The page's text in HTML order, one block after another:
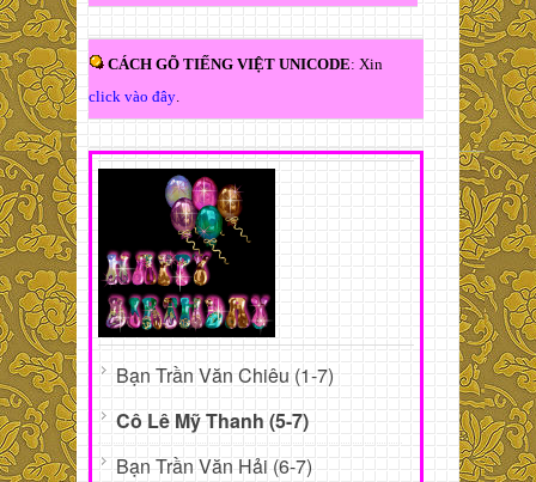
CÁCH GÕ TIẾNG VIỆT UNICODE: Xin
click vào đây.
Bạn Trần Văn Chiêu (1-7)
Cô Lê Mỹ Thanh (5-7)
Bạn Trần Văn Hải (6-7)